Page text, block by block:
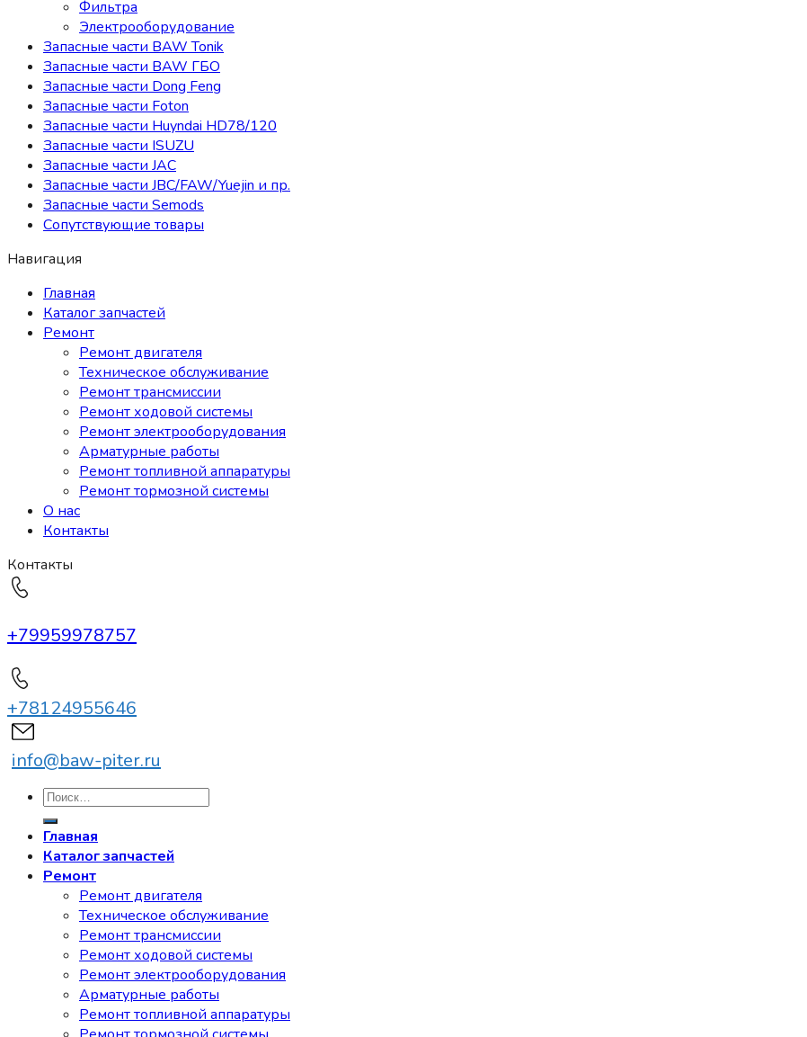
Фильтра
Электрооборудование
Запасные части BAW Tonik
Запасные части BAW ГБО
Запасные части Dong Feng
Запасные части Foton
Запасные части Huyndai HD78/120
Запасные части ISUZU
Запасные части JAC
Запасные части JBC/FAW/Yuejin и пр.
Запасные части Semods
Сопутствующие товары
Навигация
Главная
Каталог запчастей
Ремонт
Ремонт двигателя
Техническое обслуживание
Ремонт трансмиссии
Ремонт ходовой системы
Ремонт электрооборудования
Арматурные работы
Ремонт топливной аппаратуры
Ремонт тормозной системы
О нас
Контакты
Контакты
+79959978757
+78124955646
info@baw-piter.ru
Искать:
Главная
Каталог запчастей
Ремонт
Ремонт двигателя
Техническое обслуживание
Ремонт трансмиссии
Ремонт ходовой системы
Ремонт электрооборудования
Арматурные работы
Ремонт топливной аппаратуры